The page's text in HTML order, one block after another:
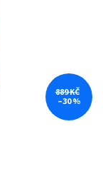
889 KČ
–30 %